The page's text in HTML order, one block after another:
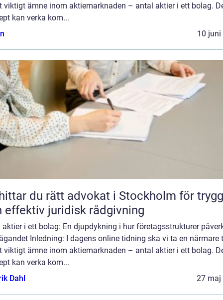
viktigt ämne inom aktiemarknaden – antal aktier i ett bolag.
kan verka kom...
10 juni
du rätt advokat i Stockholm för trygg
effektiv juridisk rådgivning
aktier i ett bolag: En djupdykning i hur företagsstrukturer
Inledning: I dagens online tidning ska vi ta en närmare
viktigt ämne inom aktiemarknaden – antal aktier i ett bolag.
kan verka kom...
Dahl
27 maj